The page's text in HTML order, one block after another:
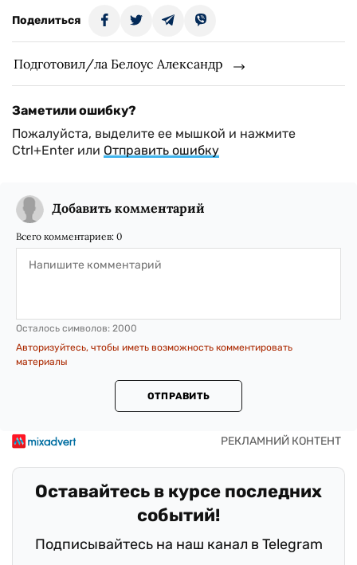
Поделиться
Подготовил/ла Белоус Александр
Заметили ошибку?
Пожалуйста, выделите ее мышкой и нажмите
Ctrl+Enter или Отправить ошибку
Добавить комментарий
Всего комментариев: 0
Осталось символов: 2000
Авторизуйтесь, чтобы иметь возможность комментировать
материалы
ОТПРАВИТЬ
Оставайтесь в курсе последних
событий!
Подписывайтесь на наш канал в Telegram